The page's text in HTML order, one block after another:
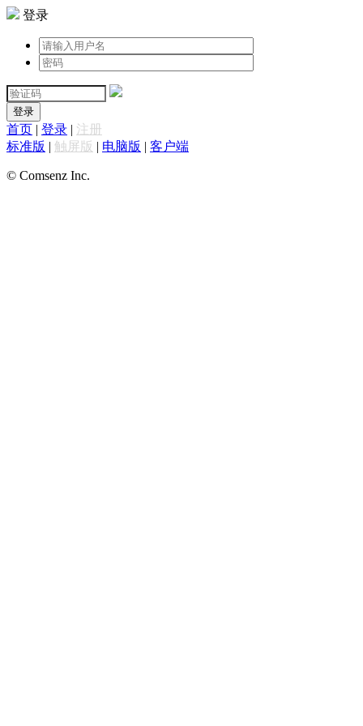
登录
登录
首页 | 登录 | 注册
标准版 | 触屏版 | 电脑版 | 客户端
© Comsenz Inc.